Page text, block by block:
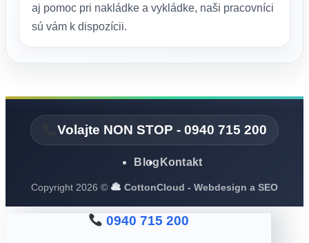
aj pomoc pri nakládke a vykládke, naši pracovníci
sú vám k dispozícii.
Volajte NON STOP - 0940 715 200
Blog Kontakt
Copyright 2026 © CottonCloud - Webdesign a SEO
0940 715 200